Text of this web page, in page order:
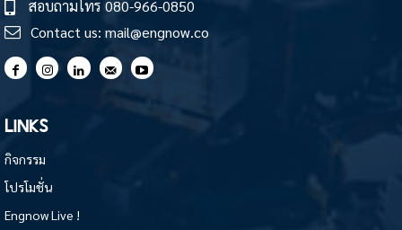
สอบถามโทร 080-966-0850
Contact us: mail@engnow.co
LINKS
กิจกรรม
โปรโมชั่น
Engnow Live !